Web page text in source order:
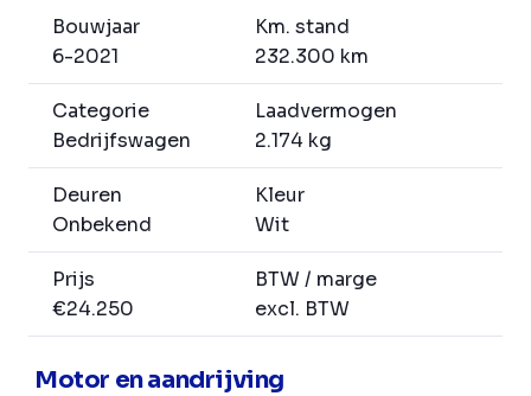
Bouwjaar
6-2021
Km. stand
232.300 km
Categorie
Bedrijfswagen
Laadvermogen
2.174 kg
Deuren
Onbekend
Kleur
Wit
Prijs
€24.250
BTW / marge
excl. BTW
Motor en aandrijving